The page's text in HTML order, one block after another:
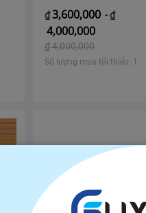
hạt - Hoàng Minh Gia
Lai
₫3,600,000 -₫
4,000,000
₫4,000,000
Số lượng mua tối thiểu: 1